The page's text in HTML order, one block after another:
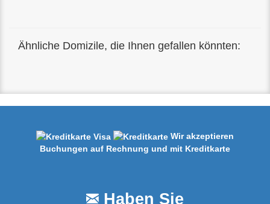
Ähnliche Domizile, die Ihnen gefallen könnten:
Wir akzeptieren
Buchungen auf Rechnung und mit Kreditkarte
Haben Sie